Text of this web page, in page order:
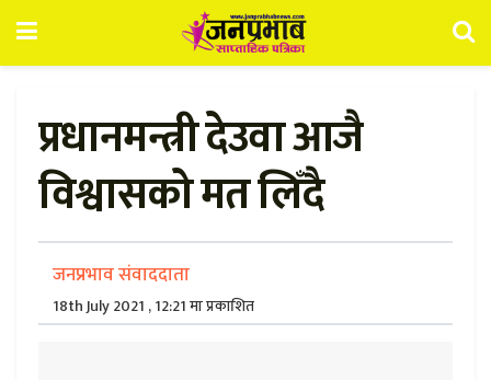
प्रधानमन्त्री देउवा आजै
विश्वासको मत लिँदै
जनप्रभाव संवाददाता
18th July 2021 , 12:21 मा प्रकाशित